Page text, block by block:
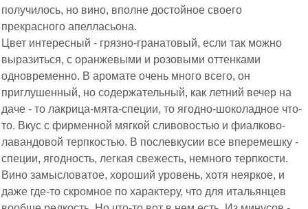
получилось, но вино, вполне достойное своего
прекрасного апелласьона.
Цвет интересный - грязно-гранатовый, если так можно
выразиться, с оранжевыми и розовыми оттенками
одновременно. В аромате очень много всего, он
приглушенный, но содержательный, как летний вечер на
даче - то лакрица-мята-специи, то ягодно-шоколадное что-
то. Вкус с фирменной мягкой сливовостью и фиалково-
лавандовой терпкостью. В послевкусии все вперемешку -
специи, ягодность, легкая свежесть, немного терпкости.
Вино замысловатое, хороший уровень, хотя неяркое, и
даже где-то скромное по характеру, что для итальянцев